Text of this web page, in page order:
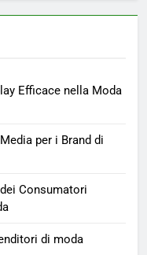
Efficace nella Moda
per i Brand di
Consumatori
di moda